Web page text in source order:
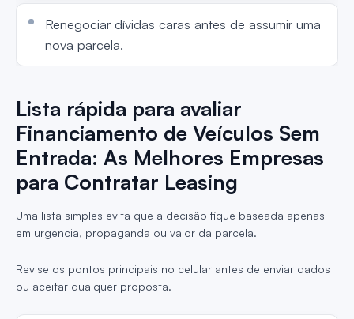
Renegociar dívidas caras antes de assumir uma
nova parcela.
Lista rápida para avaliar
Financiamento de Veículos Sem
Entrada: As Melhores Empresas
para Contratar Leasing
Uma lista simples evita que a decisão fique baseada apenas
em urgencia, propaganda ou valor da parcela.
Revise os pontos principais no celular antes de enviar dados
ou aceitar qualquer proposta.